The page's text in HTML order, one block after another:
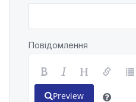
Повідомлення
Preview